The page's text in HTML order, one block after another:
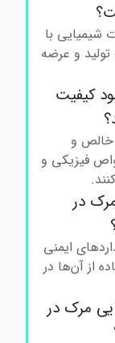
با
و عرضه
کیفیت
و
فیزیکی و
در
ایمنی
آن‌ها در
مرک در